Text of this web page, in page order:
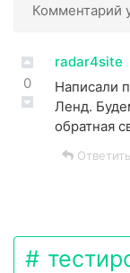
Комментарий
0
radar4site
Написали
Ленд.
обратная
Ответить